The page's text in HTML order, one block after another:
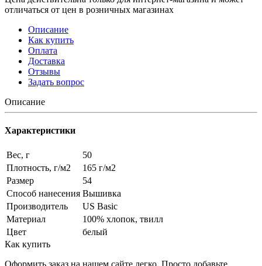
отличаться от цен в розничных магазинах
Описание
Как купить
Оплата
Доставка
Отзывы
Задать вопрос
Описание
Характеристики
Вес, г
50
Плотность, г/м2
165 г/м2
Размер
54
Способ нанесения Вышивка
Производитель
US Basic
Материал
100% хлопок, твилл
Цвет
белый
Как купить